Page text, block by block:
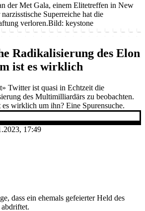
der Met Gala, einem Elitetreffen in New
Superreiche hat die
verloren.Bild: keystone
Radikalisierung des Elon
ist es wirklich
Twitter ist quasi in Echtzeit die
des Multimilliardärs zu beobachten.
wirklich um ihn? Eine Spurensuche.
17:49
dass ein ehemals gefeierter Held des